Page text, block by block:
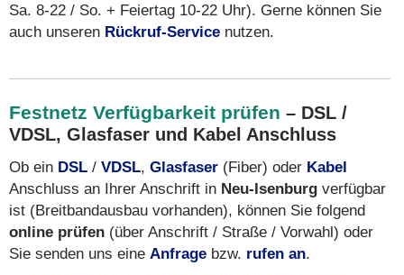
Sa. 8-22 / So. + Feiertag 10-22 Uhr). Gerne können Sie
auch unseren Rückruf-Service nutzen.
Festnetz Verfügbarkeit prüfen – DSL /
VDSL, Glasfaser und Kabel Anschluss
Ob ein DSL / VDSL, Glasfaser (Fiber) oder Kabel
Anschluss an Ihrer Anschrift in Neu-Isenburg verfügbar
ist (Breitbandausbau vorhanden), können Sie folgend
online prüfen (über Anschrift / Straße / Vorwahl) oder
Sie senden uns eine Anfrage bzw. rufen an.